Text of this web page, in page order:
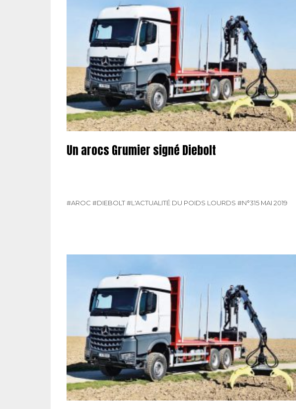
Un arocs Grumier signé Diebolt
#AROC #DIEBOLT#L'ACTUALITÉ DU POIDS LOURDS #N°315 MAI 2019